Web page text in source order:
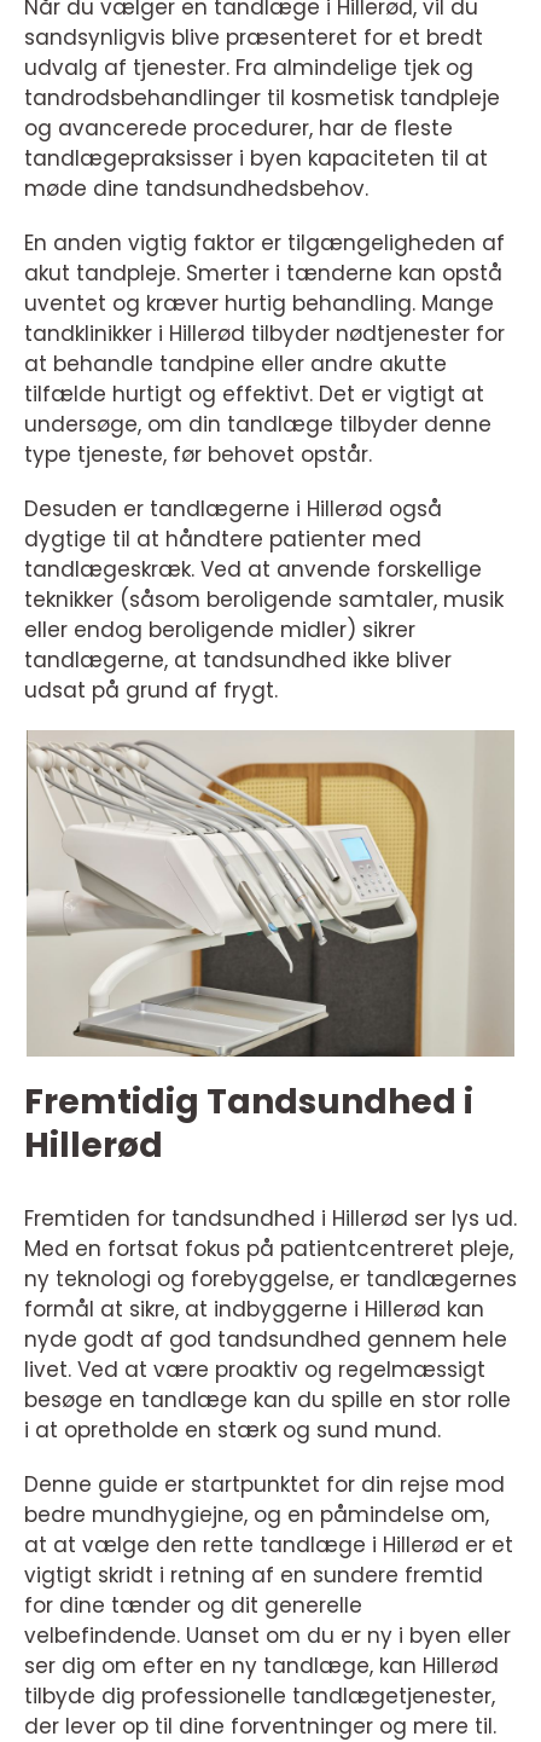
Når du vælger en tandlæge i Hillerød, vil du
sandsynligvis blive præsenteret for et bredt
udvalg af tjenester. Fra almindelige tjek og
tandrodsbehandlinger til kosmetisk tandpleje
og avancerede procedurer, har de fleste
tandlægepraksisser i byen kapaciteten til at
møde dine tandsundhedsbehov.
En anden vigtig faktor er tilgængeligheden af
akut tandpleje. Smerter i tænderne kan opstå
uventet og kræver hurtig behandling. Mange
tandklinikker i Hillerød tilbyder nødtjenester for
at behandle tandpine eller andre akutte
tilfælde hurtigt og effektivt. Det er vigtigt at
undersøge, om din tandlæge tilbyder denne
type tjeneste, før behovet opstår.
Desuden er tandlægerne i Hillerød også
dygtige til at håndtere patienter med
tandlægeskræk. Ved at anvende forskellige
teknikker (såsom beroligende samtaler, musik
eller endog beroligende midler) sikrer
tandlægerne, at tandsundhed ikke bliver
udsat på grund af frygt.
Fremtidig Tandsundhed i
Hillerød
Fremtiden for tandsundhed i Hillerød ser lys ud.
Med en fortsat fokus på patientcentreret pleje,
ny teknologi og forebyggelse, er tandlægernes
formål at sikre, at indbyggerne i Hillerød kan
nyde godt af god tandsundhed gennem hele
livet. Ved at være proaktiv og regelmæssigt
besøge en tandlæge kan du spille en stor rolle
i at opretholde en stærk og sund mund.
Denne guide er startpunktet for din rejse mod
bedre mundhygiejne, og en påmindelse om,
at at vælge den rette tandlæge i Hillerød er et
vigtigt skridt i retning af en sundere fremtid
for dine tænder og dit generelle
velbefindende. Uanset om du er ny i byen eller
ser dig om efter en ny tandlæge, kan Hillerød
tilbyde dig professionelle tandlægetjenester,
der lever op til dine forventninger og mere til.